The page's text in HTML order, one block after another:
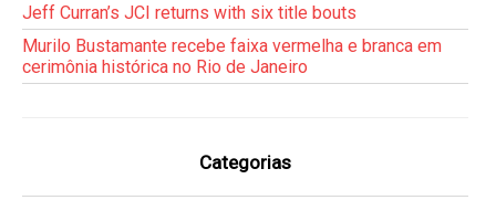
Jeff Curran’s JCI returns with six title bouts
Murilo Bustamante recebe faixa vermelha e branca em
cerimônia histórica no Rio de Janeiro
Categorias